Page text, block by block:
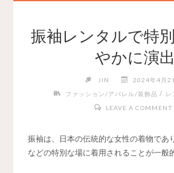
振袖レンタルで特
やかに演出
JIN
2024年4月
ファッション/アパレル/装飾品 / レ
LEAVE A COMMENT
振袖は、日本の伝統的な女性の着物であ
などの特別な場に着用されることが一般